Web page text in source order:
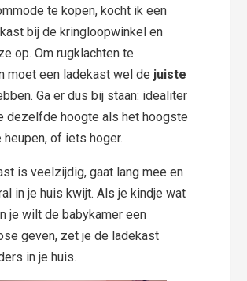
te kopen, kocht ik een
bij de kringloopwinkel en
op. Om rugklachten te
moet een ladekast wel de juiste
Ga er dus bij staan: idealiter
dezelfde hoogte als het hoogste
heupen, of iets hoger.
is veelzijdig, gaat lang mee en
in je huis kwijt. Als je kindje wat
je wilt de babykamer een
geven, zet je de ladekast
in je huis.